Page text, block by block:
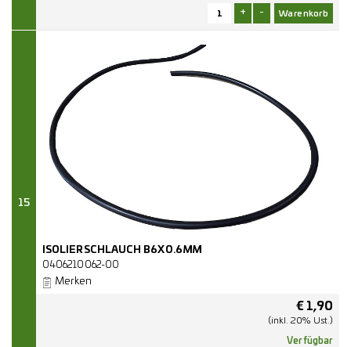
+ -
15
ISOLIERSCHLAUCH B6X0.6MM
0406210062-00
Merken
€ 1,90
(inkl. 20% Ust.)
Verfügbar